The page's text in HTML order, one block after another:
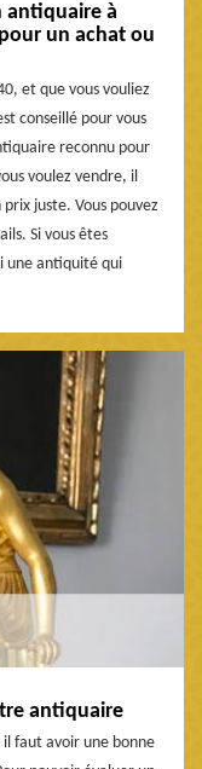
antiquaire à
un achat ou
et que vous vouliez
conseillé pour vous
reconnu pour
voulez vendre, il
juste. Vous pouvez
Si vous êtes
une antiquité qui
antiquaire
faut avoir une bonne